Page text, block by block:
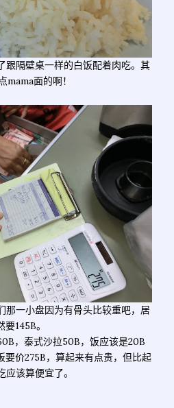
跟隔壁桌一样的白饭配着肉吃。其
mama面的啊！
那一小盘因为有骨头比较重吧，居
要145B。
，泰式沙拉50B，饭应该是20B
要价275B，算起来有点贵，但比起
应该算便宜了。